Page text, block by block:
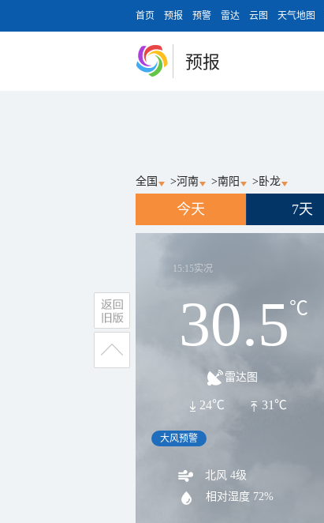
首页 预报 预警 雷达 云图 天气地图
预报
全国 >河南 >南阳 > 卧龙
今天 7天
15:15实况
30.5℃
雷达图
31℃
24℃
大风预警
北风 4级
相对湿度 72%